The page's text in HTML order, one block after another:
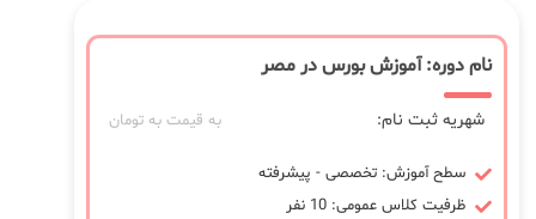
نام دوره: آموزش بورس در مصر
شهریه ثبت نام: به قیمت به تومان
سطح آموزش: تخصصی - پیشرفته
ظرفیت کلاس عمومی: 10 نفر